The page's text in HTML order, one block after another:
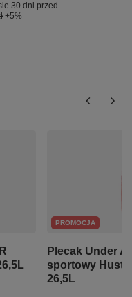
30 dni przed
+5%
PROMOCJA
Plecak Under
sportowy
26,5L